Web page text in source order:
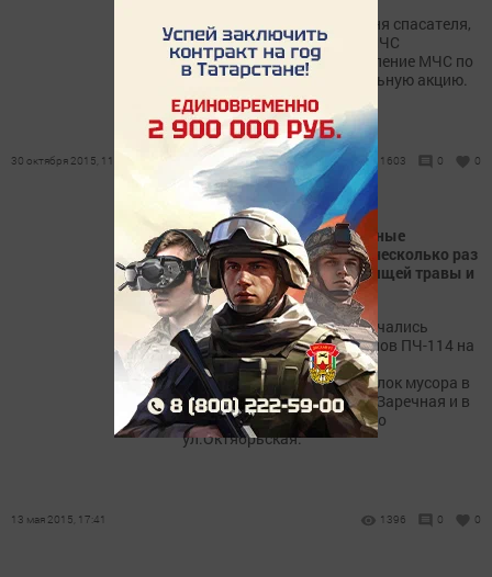
В рамках празднования Дня спасателя,
25-летия МЧС и 20-летия МЧС
Татарстана главное управление МЧС по
РТ провели благотворительную акцию.
30 октября 2015, 11:18 1603 0 0
За минувшие сутки пожарные
Дрожжановского района несколько раз
выезжали на тушение горящей травы и
мусора
12 и 13 мая 2015 года увенчались
выездом дежурных караулов ПЧ-114 на
тушение загораний
несанкционированных свалок мусора в
с.Новое Дрожжаное по ул.Заречная и в
с.Чувашское Дрожжаное по
ул.Октябрьская.
13 мая 2015, 17:41 1396 0 0